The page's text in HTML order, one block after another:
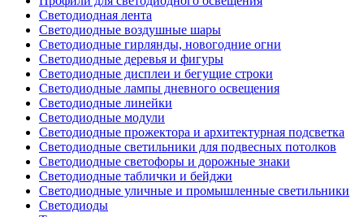
Светодиодная лента
Светодиодные воздушные шары
Светодиодные гирлянды, новогодние огни
Светодиодные деревья и фигуры
Светодиодные дисплеи и бегущие строки
Светодиодные лампы дневного освещения
Светодиодные линейки
Светодиодные модули
Светодиодные прожектора и архитектурная подсветка
Светодиодные светильники для подвесных потолков
Светодиодные светофоры и дорожные знаки
Светодиодные таблички и бейджи
Светодиодные уличные и промышленные светильники
Светодиоды